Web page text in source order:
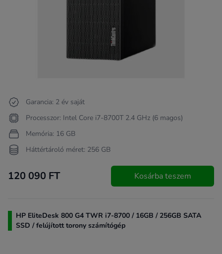
Garancia: 2 év saját
Processzor: Intel Core i7-8700T 2.4 GHz (6 magos)
Memória: 16 GB
Háttértároló méret: 256 GB
120 090 FT Kosárba teszem
HP EliteDesk 800 G4 TWR i7-8700 / 16GB / 256GB SATA
SSD / felújított torony számítógép